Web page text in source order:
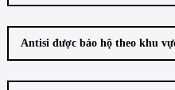
Antisi được bảo hộ theo khu